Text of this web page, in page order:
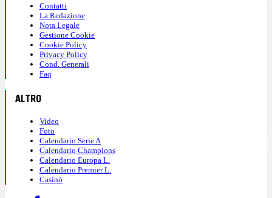
Contatti
La Redazione
Nota Legale
Gestione Cookie
Cookie Policy
Privacy Policy
Cond. Generali
Faq
ALTRO
Video
Foto
Calendario Serie A
Calendario Champions
Calendario Europa L.
Calendario Premier L.
Casinò